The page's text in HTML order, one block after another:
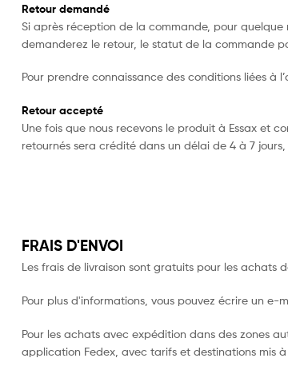
Retour demandé
Si après réception de la commande, pour quelque
demanderez le retour, le statut de la commande
Pour prendre connaissance des conditions liées à
Retour accepté
Une fois que nous recevons le produit à Essax et
retournés sera crédité dans un délai de 4 à 7
FRAIS D'ENVOI
Les frais de livraison sont gratuits pour les achats
Pour plus d'informations, vous pouvez écrire un e-
Pour les achats avec expédition dans des zones
application Fedex, avec tarifs et destinations mis